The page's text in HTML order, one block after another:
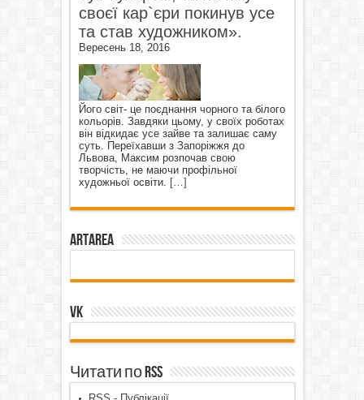
своєї кар`єри покинув усе
та став художником».
Вересень 18, 2016
Його світ- це поєднання чорного та білого
кольорів. Завдяки цьому, у своїх роботах
він відкидає усе зайве та залишає саму
суть. Переїхавши з Запоріжжя до
Львова, Максим розпочав свою
творчість, не маючи профільної
художньої освіти.
[…]
ArtArea
VK
Читати по RSS